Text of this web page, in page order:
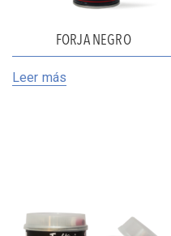
FORJA NEGRO
Leer más